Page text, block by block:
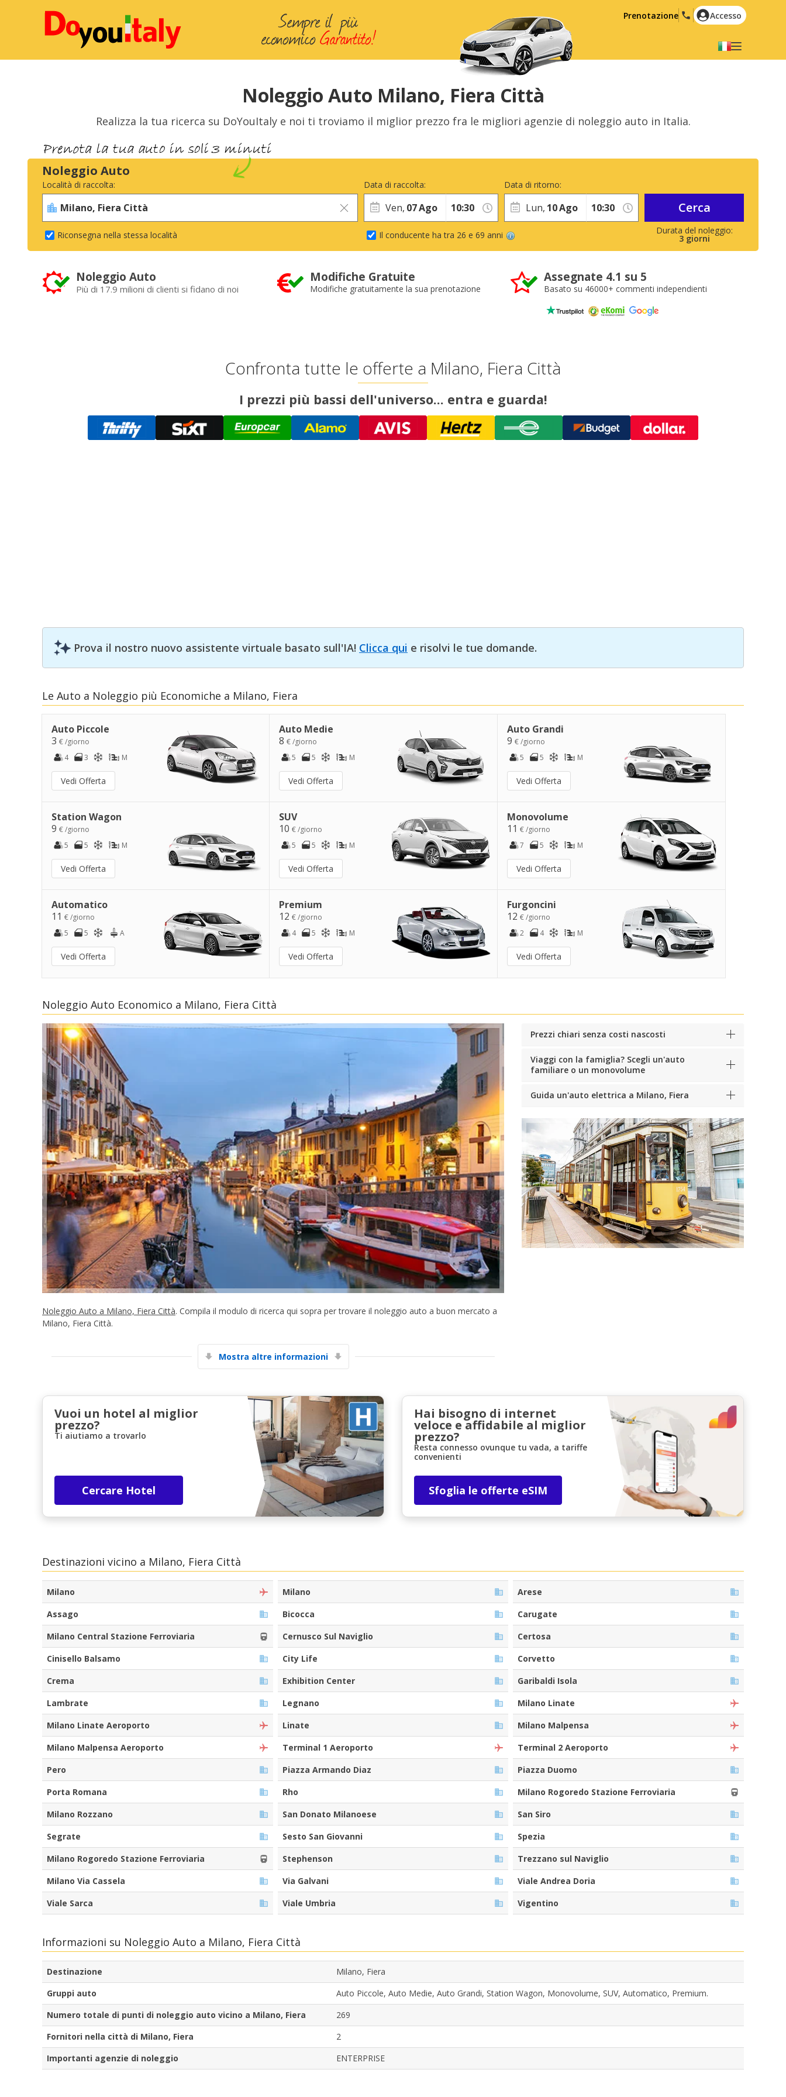
Prenotazione Accesso
Italiano
Nederlands
Русский
Hrvatski
Noleggio Auto Milano, Fiera Città
Realizza la tua ricerca su DoYouItaly e noi ti troviamo il miglior prezzo fra le migliori agenzie di noleggio auto in Italia.
Noleggio Auto
Località di raccolta:
Riconsegna nella stessa località
Data di raccolta:
Ven, 07Ago
3 giorni
Data di ritorno:
Lun, 10Ago
Il conducente ha tra 26 e 69 anni
Cerca
Noleggio Auto
Più di 17.9 milioni di clienti si fidano di noi
Modifiche Gratuite
Modifiche gratuitamente la sua prenotazione
Assegnate 4.1 su 5
Basato su 46000+ commenti independienti
Confronta tutte le offerte a Milano, Fiera Città
I prezzi più bassi dell'universo... entra e guarda!
Prova il nostro nuovo assistente virtuale basato sull'IA! Clicca qui e risolvi le tue domande.
Le Auto a Noleggio più Economiche a Milano, Fiera
Auto Piccole
3 € /giorno
4
3 M
Vedi Offerta
Auto Medie
8€ /giorno
5
5 M
Vedi Offerta
Auto Grandi
9 € /giorno
5
5 M
Vedi Offerta
Station Wagon
9 € /giorno
5
5 M
Vedi Offerta
SUV
10€ /giorno
5
5 M
Vedi Offerta
Monovolume
11 € /giorno
7
5 M
Vedi Offerta
Automatico
11 € /giorno
5
5 A
Vedi Offerta
Premium
12€ /giorno
4
5 M
Vedi Offerta
Furgoncini
12 € /giorno
2
4 M
Vedi Offerta
Noleggio Auto Economico a Milano, Fiera Città
Noleggio Auto a Milano, Fiera Città. Compila il modulo di ricerca qui sopra per trovare il noleggio auto a buon mercato a
Milano, Fiera Città.
Mostra altre informazioni
Prezzi chiari senza costi nascosti
Viaggi con la famiglia? Scegli un'auto
familiare o un monovolume
Guida un'auto elettrica a Milano, Fiera
Vuoi un hotel al miglior
prezzo?
Ti aiutiamo a trovarlo
Cercare Hotel
Hai bisogno di internet
veloce e affidabile al miglior
prezzo?
Resta connesso ovunque tu vada, a tariffe
convenienti
Sfoglia le offerte eSIM
Destinazioni vicino a Milano, Fiera Città
Milano Milano
Arese
Assago
Bicocca
Carugate
Milano Central Stazione Ferroviaria
Cernusco Sul Naviglio
Certosa
Cinisello Balsamo
City Life
Corvetto
Crema
Exhibition Center
Garibaldi Isola
Lambrate
Legnano
Milano Linate
Milano Linate Aeroporto
Linate
Milano Malpensa
Milano Malpensa Aeroporto
Terminal 1 Aeroporto
Terminal 2 Aeroporto
Pero
Piazza Armando Diaz
Piazza Duomo
Porta Romana
Rho
Milano Rogoredo Stazione Ferroviaria
Milano Rozzano
San Donato Milanoese
San Siro
Segrate
Sesto San Giovanni
Spezia
Milano Rogoredo Stazione Ferroviaria
Stephenson
Trezzano sul Naviglio
Milano Via Cassela
Via Galvani
Viale Andrea Doria
Viale Sarca
Viale Umbria Vigentino
Informazioni su Noleggio Auto a Milano, Fiera Città
Destinazione
Milano, Fiera
Gruppi auto
Auto Piccole, Auto Medie, Auto Grandi, Station Wagon, Monovolume, SUV, Automatico, Premium.
Numero totale di punti di noleggio auto vicino a Milano, Fiera
269
Fornitori nella città di Milano, Fiera
2
Importanti agenzie di noleggio
ENTERPRISE
Sconti speciali
Accedi alle offerte esclusive dei nostri fornitori
Accedi con eLink